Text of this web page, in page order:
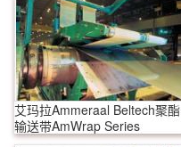
艾玛拉Ammeraal Beltech聚酯
输送带AmWrap Series